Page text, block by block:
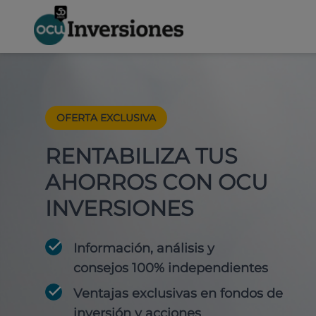
OFERTA EXCLUSIVA
RENTABILIZA TUS
AHORROS CON OCU
INVERSIONES
Información, análisis y
consejos 100% independientes
Ventajas exclusivas en fondos de